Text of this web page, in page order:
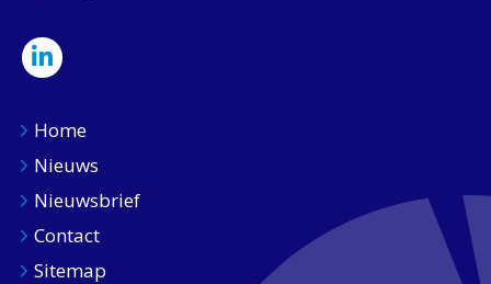
Home
Nieuws
Nieuwsbrief
Contact
Sitemap